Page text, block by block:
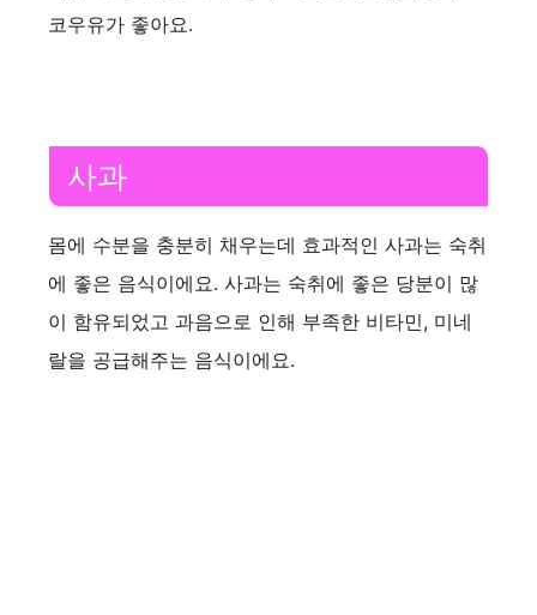
코우유가 좋아요.
사과
몸에 수분을 충분히 채우는데 효과적인 사과는 숙취
에 좋은 음식이에요. 사과는 숙취에 좋은 당분이 많
이 함유되었고 과음으로 인해 부족한 비타민, 미네
랄을 공급해주는 음식이에요.